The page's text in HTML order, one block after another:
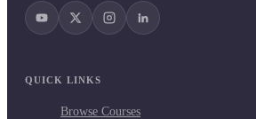
QUICK LINKS
Browse Courses